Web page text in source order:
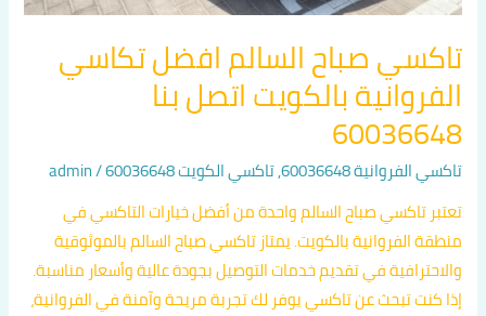
تاكسي صباح السالم افضل تكاسي
الفروانية بالكويت اتصل بنا
60036648
تاكسي الفروانية 60036648 ,تاكسي الكويت 60036648 /
admin
تعتبر تاكسي صباح السالم واحدة من أفضل خيارات التاكسي في
منطقة الفروانية بالكويت. يمتاز تاكسي صباح السالم بالموثوقية
والاحترافية في تقديم خدمات التوصيل بجودة عالية وأسعار مناسبة.
إذا كنت تبحث عن تاكسي يوفر لك تجربة مريحة وآمنة في الفروانية،